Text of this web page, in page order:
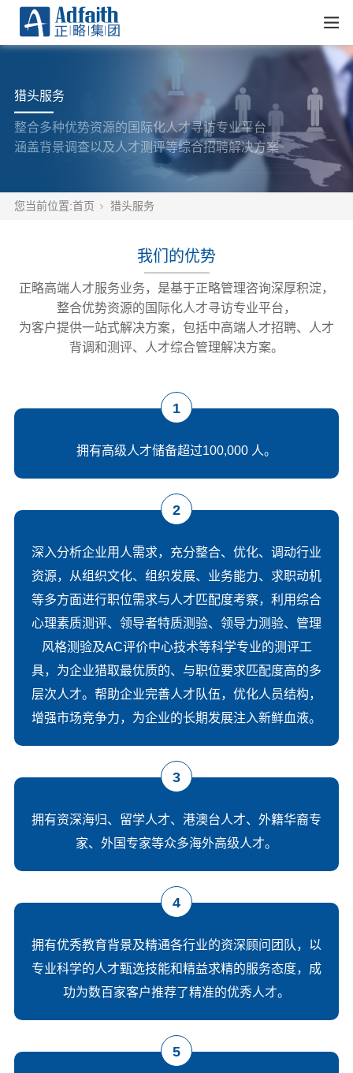
猎头服务
整合多种优势资源的国际化人才寻访专业平台
涵盖背景调查以及人才测评等综合招聘解决方案
您当前位置:首页 猎头服务
我们的优势
正略高端人才服务业务，是基于正略管理咨询深厚积淀，
整合优势资源的国际化人才寻访专业平台，
为客户提供一站式解决方案，包括中高端人才招聘、人才
背调和测评、人才综合管理解决方案。
1
拥有高级人才储备超过100,000 人。
2
深入分析企业用人需求，充分整合、优化、调动行业
资源，从组织文化、组织发展、业务能力、求职动机
等多方面进行职位需求与人才匹配度考察，利用综合
心理素质测评、领导者特质测验、领导力测验、管理
风格测验及AC评价中心技术等科学专业的测评工
具，为企业猎取最优质的、与职位要求匹配度高的多
层次人才。帮助企业完善人才队伍，优化人员结构，
增强市场竞争力，为企业的长期发展注入新鲜血液。
3
拥有资深海归、留学人才、港澳台人才、外籍华裔专
家、外国专家等众多海外高级人才。
4
拥有优秀教育背景及精通各行业的资深顾问团队，以
专业科学的人才甄选技能和精益求精的服务态度，成
功为数百家客户推荐了精准的优秀人才。
5